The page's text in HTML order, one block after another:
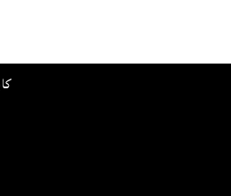
کاپيحق © ١٩٩٢-٢٠٢٦ لېوال